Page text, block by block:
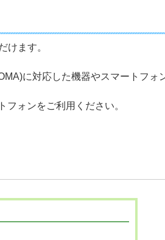
けます。
に対応した機器やスマートフォ
フォンをご利用ください。